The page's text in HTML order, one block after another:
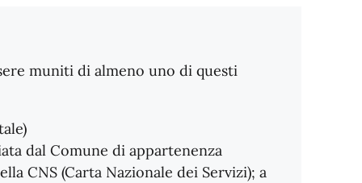
muniti di almeno uno di questi
dal Comune di appartenenza
CNS (Carta Nazionale dei Servizi); a